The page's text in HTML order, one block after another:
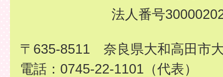
法人番号
〒635-8511 奈良県大和高田市
電話：0745-22-1101（代表）